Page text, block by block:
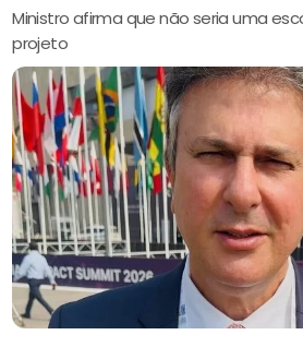
Ministro afirma que não seria uma
projeto